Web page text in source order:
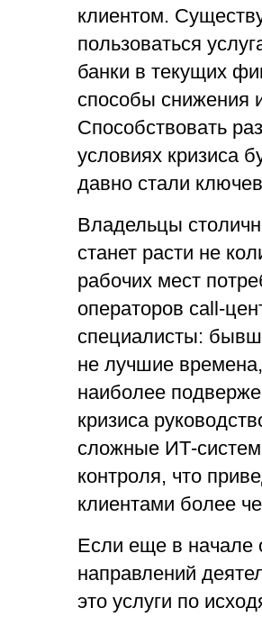
клиентом.
пользоваться
банки в текущих
способы снижения
Способствовать
условиях кризиса
давно стали
Владельцы
станет расти не
рабочих мест
операторов call-
специалисты:
не лучшие
наиболее
кризиса
сложные ИТ-
контроля, что
клиентами более
Если еще в начале
направлений
это услуги по